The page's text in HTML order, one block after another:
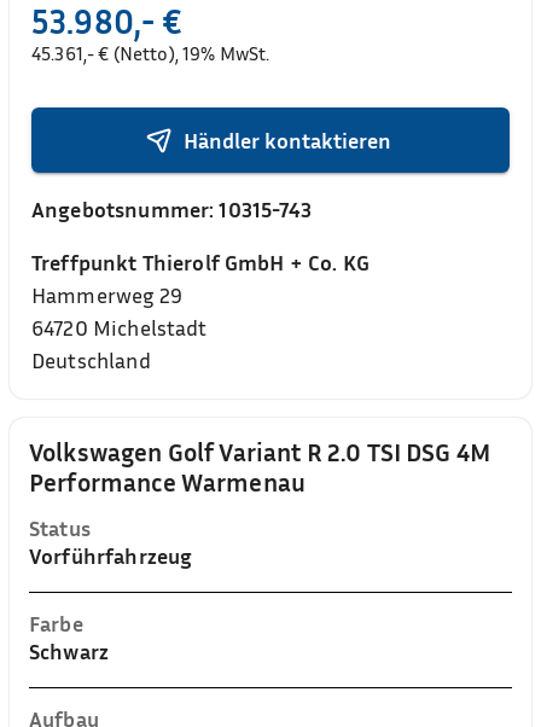
Volkswagen Golf Variant R 2.0 TSI DSG 4M
Performance Warmenau
Status
Vorführfahrzeug
Farbe
Schwarz
Aufbau
53.980,- €
45.361,- € (Netto), 19% MwSt.
Händler kontaktieren
Angebotsnummer:10315-743
Treffpunkt Thierolf GmbH + Co. KG
Hammerweg 29
64720 Michelstadt
Deutschland